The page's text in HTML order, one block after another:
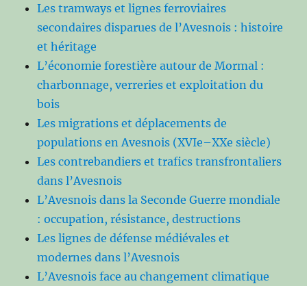
Les tramways et lignes ferroviaires
secondaires disparues de l’Avesnois : histoire
et héritage
L’économie forestière autour de Mormal :
charbonnage, verreries et exploitation du
bois
Les migrations et déplacements de
populations en Avesnois (XVIe–XXe siècle)
Les contrebandiers et trafics transfrontaliers
dans l’Avesnois
L’Avesnois dans la Seconde Guerre mondiale
: occupation, résistance, destructions
Les lignes de défense médiévales et
modernes dans l’Avesnois
L’Avesnois face au changement climatique